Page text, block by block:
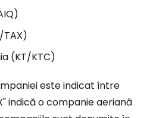
TAX)
(KT/KTC)
este indicat între
indică o companie aeriană